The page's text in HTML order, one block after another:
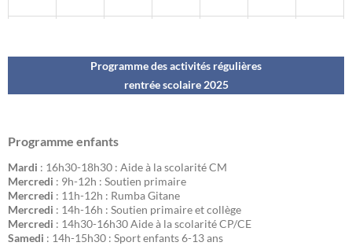
Programme des activités régulières
rentrée scolaire 2025
Programme enfants
Mardi : 16h30-18h30 : Aide à la scolarité CM
Mercredi : 9h-12h : Soutien primaire
Mercredi : 11h-12h : Rumba Gitane
Mercredi : 14h-16h : Soutien primaire et collège
Mercredi : 14h30-16h30 Aide à la scolarité CP/CE
Samedi : 14h-15h30 : Sport enfants 6-13 ans